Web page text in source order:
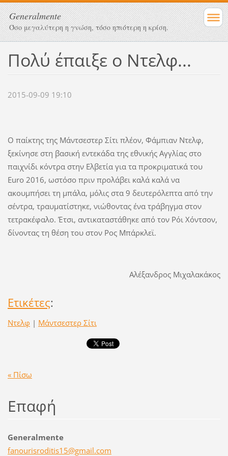
Generalmente
Όσο μεγαλύτερη η γνώση, τόσο ηπιότερη η κρίση.
Πολύ έπαιξε ο Ντελφ...
2015-09-09 19:10
Ο παίκτης της Μάντσεστερ Σίτι πλέον, Φάμπιαν Ντελφ,
ξεκίνησε στη βασική εντεκάδα της εθνικής Αγγλίας στο
παιχνίδι κόντρα στην Ελβετία για τα προκριματικά του
Euro 2016, ωστόσο πριν προλάβει καλά καλά να
ακουμπήσει τη μπάλα, μόλις στα 9 δευτερόλεπτα από την
σέντρα, τραυματίστηκε, νιώθοντας ένα τράβηγμα στον
τετρακέφαλο. Έτσι, αντικαταστάθηκε από τον Ρόι Χόντσον,
δίνοντας τη θέση του στον Ρος Μπάρκλεϊ.
Αλέξανδρος Μιχαλακάκος
Ετικέτες:
Ντελφ | Μάντσεστερ Σίτι
« Πίσω
Επαφή
Generalmente
fanourisroditis1 5@gmail.com